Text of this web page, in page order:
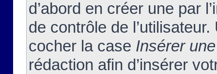
d’abord en créer une par
de contrôle de
cocher la case Insérer
rédaction afin d’insérer